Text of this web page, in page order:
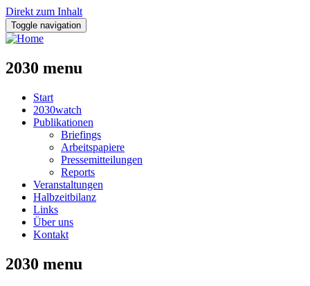
Direkt zum Inhalt
Toggle navigation
2030 menu
Start
2030watch
Publikationen
Briefings
Arbeitspapiere
Pressemitteilungen
Reports
Veranstaltungen
Halbzeitbilanz
Links
Über uns
Kontakt
2030 menu